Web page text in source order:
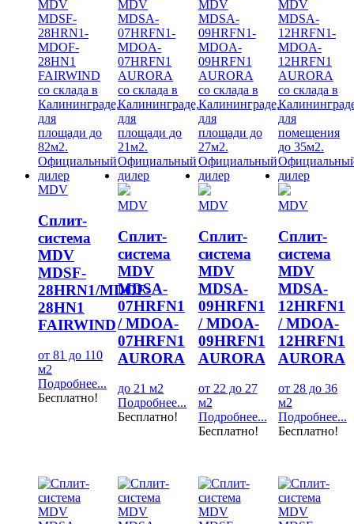
MDV
Сплит-
система
MDV
MDSF-
28HRN1/MDOF-
28HN1
FAIRWIND
от 81 до 110
м2
Подробнее...
Бесплатно!
MDV
Сплит-
система
MDV
MDSA-
07HRFN1
/ MDOA-
07HRFN1
AURORA
до 21 м2
Подробнее...
Бесплатно!
MDV
Сплит-
система
MDV
MDSA-
09HRFN1
/ MDOA-
09HRFN1
AURORA
от 22 до 27
м2
Подробнее...
Бесплатно!
MDV
Сплит-
система
MDV
MDSA-
12HRFN1
/ MDOA-
12HRFN1
AURORA
от 28 до 36
м2
Подробнее...
Бесплатно!